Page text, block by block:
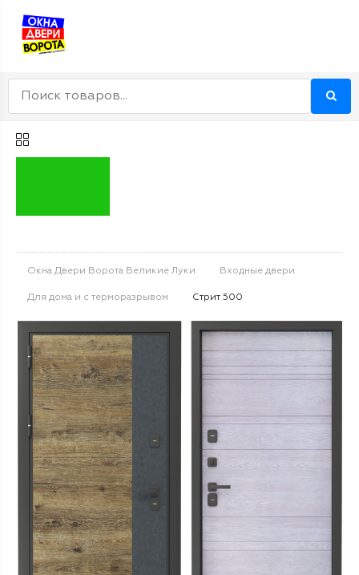
Окна Двери Ворота Великие Луки Входные двери
Для дома и с терморазрывом Стрит 500